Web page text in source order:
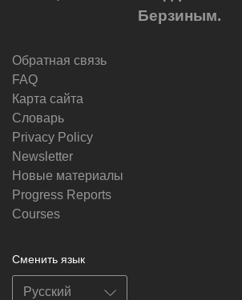
Берзиным.
Обратная связь
FAQ
Карта сайта
Словарь
Privacy Policy
Newsletter
Новые материалы
Progress Reports
Courses
Сменить язык